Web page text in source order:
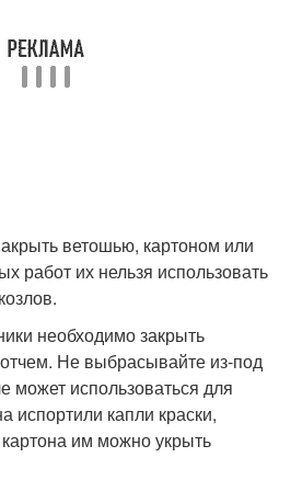
ветошью, картоном или
работ их нельзя использовать
необходимо закрыть
Не выбрасывайте из-под
может использоваться для
испортили капли краски,
им можно укрыть